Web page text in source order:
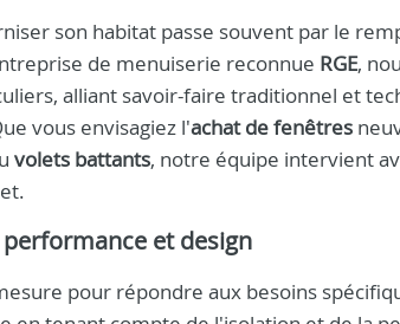
son habitat passe souvent par le
de menuiserie reconnue RGE,
alliant savoir-faire traditionnel et
vous envisagiez l'achat de fenêtres
volets battants, notre équipe intervient
et design
pour répondre aux besoins